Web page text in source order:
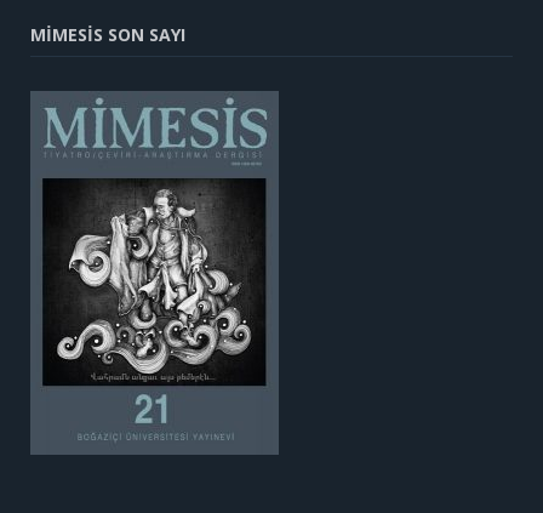
MİMESİS SON SAYI